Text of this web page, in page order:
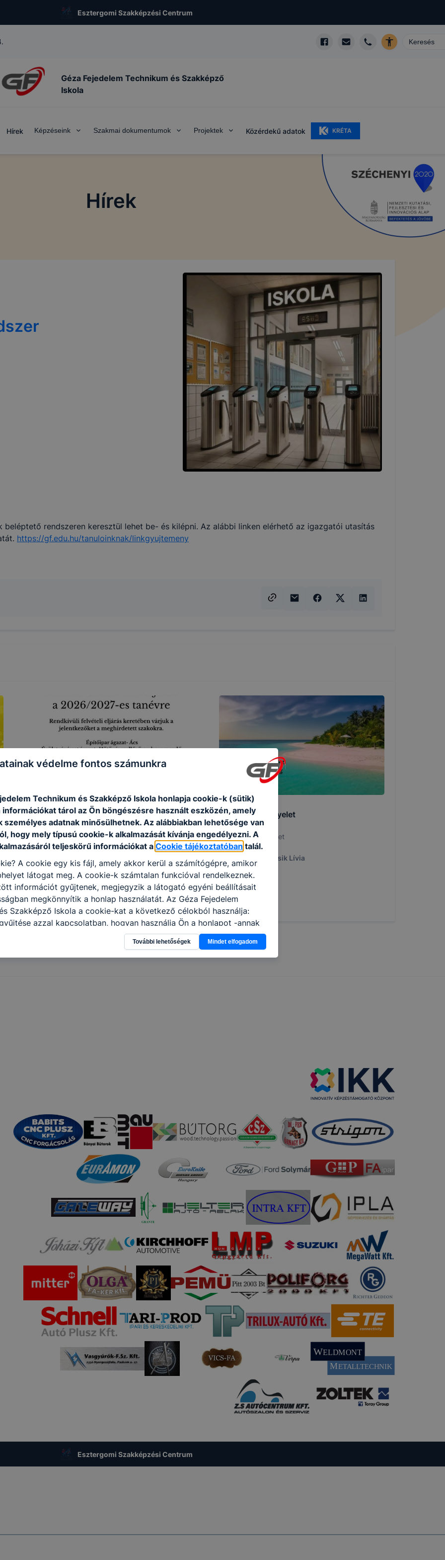
Esztergomi Szakképzési Centrum
Géza Fejedelem Technikum és Szakképző
Iskola
Hírek Képzéseink Szakmai dokumentumok Projektek Közérdekű adatok KRÉTA
Hírek
beléptető rendszeren keresztül lehet be- és kilépni. Az alábbi linken elérhető az igazgatói utasítás
https://gf.edu.hu/tanuloinknak/linkgyujtemeny
Rendkívüli felvételi eljárás
Rendkívüli felvételi eljárás 2026-2027-es tanévre
Tácsik Lívia
Nyári iskolai ügyelet
Nyári iskolai ügyelet
Tácsik Lívia
Esztergomi Szakképzési Centrum
védelme fontos számunkra
Technikum és Szakképző Iskola honlapja cookie-k (sütik)
tárol az Ön böngészésre használt eszközén, amely
személyes adatnak minősülhetnek. Az alábbiakban lehetősége van
hogy mely típusú cookie-k alkalmazását kívánja engedélyezni. A
teljeskörű információkat aCookie tájékoztatóban talál.
A cookie egy kis fájl, amely akkor kerül a számítógépre, amikor
látogat meg. A cookie-k számtalan funkcióval rendelkeznek.
információt gyűjtenek, megjegyzik a látogató egyéni beállításait
megkönnyítik a honlap használatát. Az Géza Fejedelem
Szakképző Iskola a cookie-kat a következő célokból használja:
azzal kapcsolatban, hogyan használja Ön a honlapot -annak
hogy a honlap melyik részeit látogatja, vagy használja leginkább,
hogyan biztosítsunk Önnek még jobb felhasználói élményt, ha
oldalunkat, honlap fejlesztése. Hogyan ellenőrizheti és hogyan
További lehetőségek Mindet elfogadom